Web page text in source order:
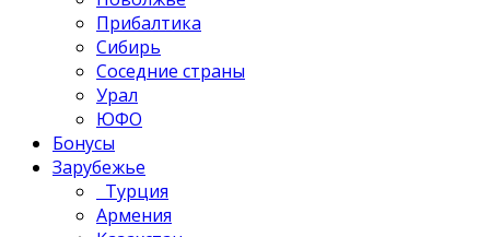
Прибалтика
Сибирь
Соседние страны
Урал
ЮФО
Бонусы
Зарубежье
Турция
Армения